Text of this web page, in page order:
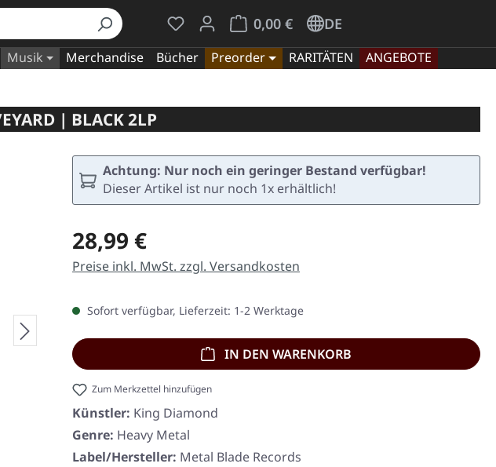
Du hast 0 Produkte auf dem Merkzettel
0,00 €
Warenkorb enthält 0 Positionen. Der
DE
Musik Merchandise Bücher Preorder RARITÄTEN
ANGEBOTE
| BLACK 2LP
Achtung: Nur noch ein geringer Bestand verfügbar!
Dieser Artikel ist nur noch 1x erhältlich!
Regulärer Preis:
28,99 €
Preise inkl. MwSt. zzgl. Versandkosten
Sofort verfügbar, Lieferzeit: 1-2 Werktage
IN DEN WARENKORB
Zum Merkzettel hinzufügen
Künstler: King Diamond
Genre: Heavy Metal
Label/Hersteller: Metal Blade Records